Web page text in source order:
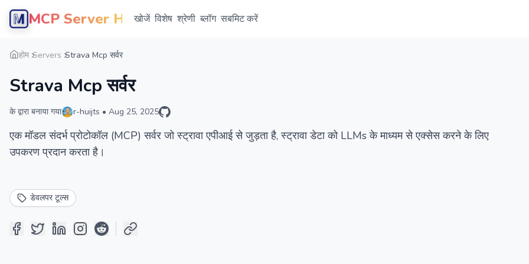
MCP Server Hubखोजें विशेष श्रेणी ब्लॉग सबमिट करें
होम Servers Strava Mcp सर्वर
Strava Mcp सर्वर
के द्वारा बनाया गया r-huijts • Aug 25, 2025
एक मॉडल संदर्भ प्रोटोकॉल (MCP) सर्वर जो स्ट्रावा एपीआई से जुड़ता है, स्ट्रावा डेटा को LLMs के माध्यम से एक्सेस करने के लिए
उपकरण प्रदान करता है।
डेवलपर टूल्स